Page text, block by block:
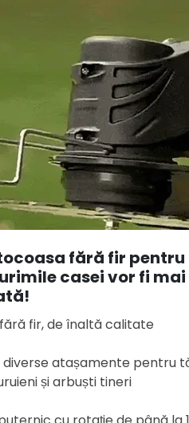
fără fir
casei vor fi
fir, de înaltă calitate
diverse atașamente pentru
și arbuști tineri